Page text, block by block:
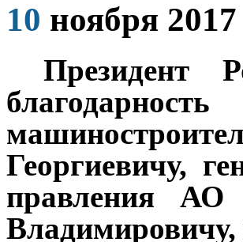
10 ноября 2017
Президент
Георгиевичу,
правления АО
Владимировичу,